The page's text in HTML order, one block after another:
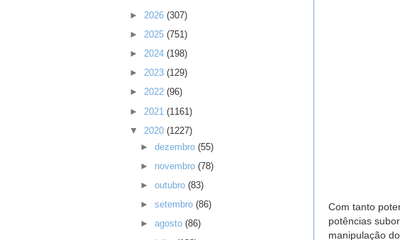
Com tanto
potências
manipulação
► 2026 (307)
► 2025 (751)
► 2024 (198)
► 2023 (129)
► 2022 (96)
► 2021 (1161)
▼ 2020 (1227)
►dezembro(55)
► novembro(78)
►outubro(83)
►setembro(86)
►agosto(86)